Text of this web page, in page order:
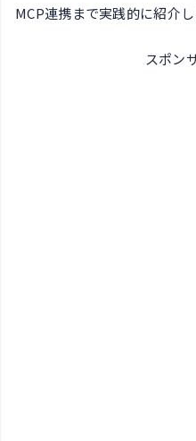
MCP連携まで実践的に紹介し
スポン